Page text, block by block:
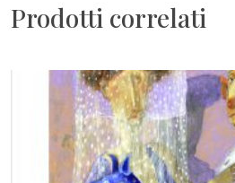
Prodotti correlati